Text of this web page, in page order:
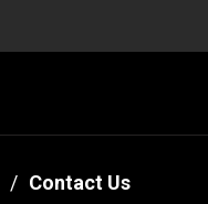
Contact Us